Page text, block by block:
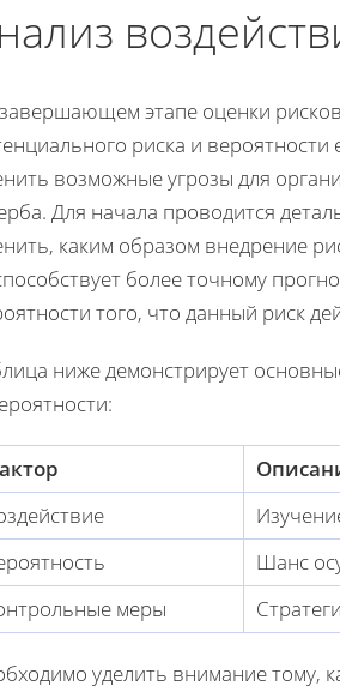
этапе оценки
риска и вероятности
возможные угрозы для
Для начала проводится
каким образом внедрение
более точному
того, что данный риск
ниже демонстрирует
Шанс
меры
уделить внимание тому,